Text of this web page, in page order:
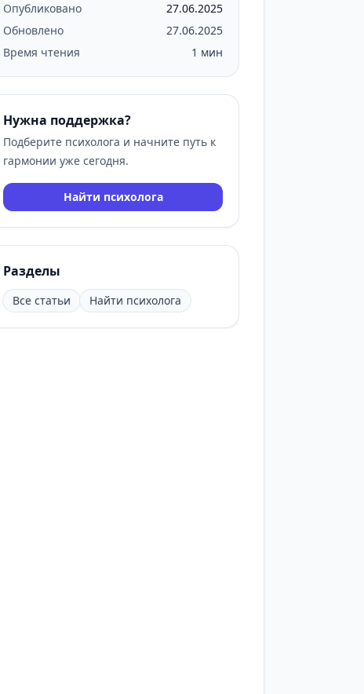
Опубликовано
27.06.2025
Обновлено
27.06.2025
Время чтения
1 мин
Нужна поддержка?
Подберите психолога и начните путь к
гармонии уже сегодня.
Найти психолога
Разделы
Все статьи Найти психолога